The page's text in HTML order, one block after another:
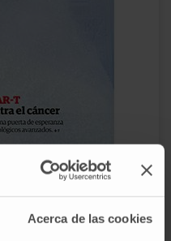
Acerca de las cookies